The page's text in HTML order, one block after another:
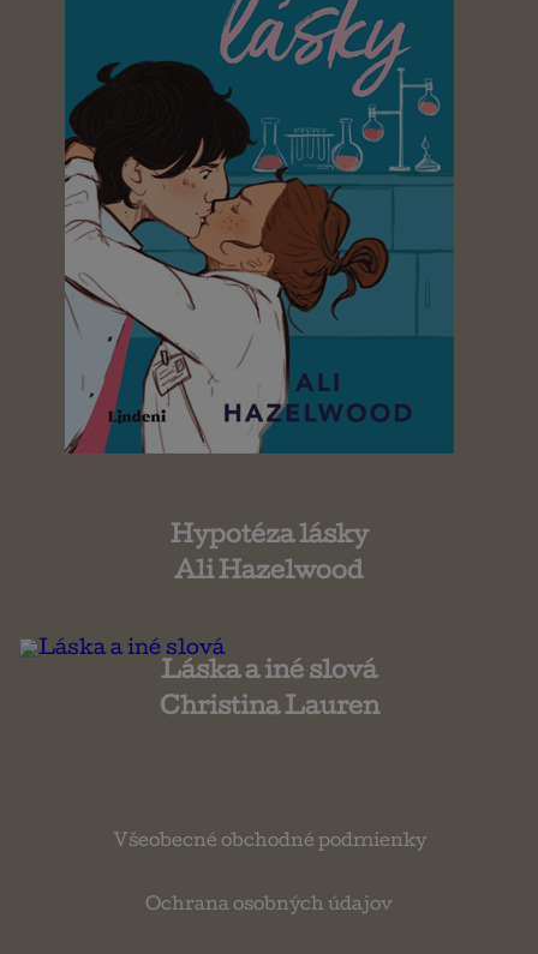
Hypotéza lásky
Ali Hazelwood
Láska a iné slová
Christina Lauren
Všeobecné obchodné podmienky
Ochrana osobných údajov